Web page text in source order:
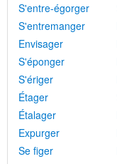
S'entre-égorger
S'entremanger
Envisager
S'éponger
S'ériger
Étager
Étalager
Expurger
Se figer